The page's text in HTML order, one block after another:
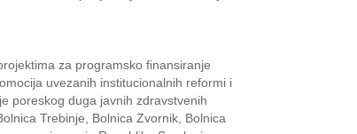
za programsko finansiranje
uvezanih institucionalnih reformi i
poreskog duga javnih zdravstvenih
Trebinje, Bolnica Zvornik, Bolnica